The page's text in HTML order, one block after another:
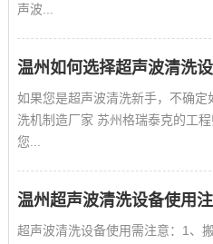
声波...
如果您是超声波清洗新手，不确
洗机制造厂家 苏州格瑞泰克的工
您...
超声波清洗设备使用需注意：1、